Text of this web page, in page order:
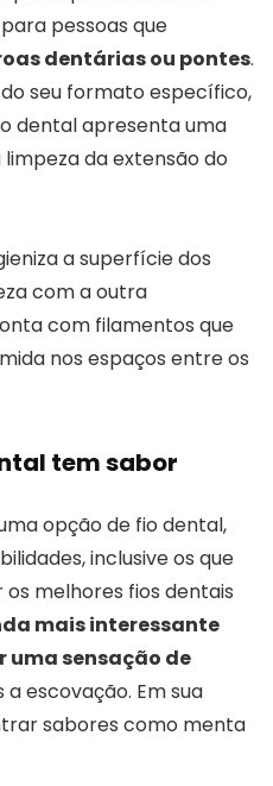
pessoas que
dentárias ou pontes.
seu formato específico,
dental apresenta uma
da extensão do
a superfície dos
com a outra
com filamentos que
nos espaços entre os
tem sabor
opção de fio dental,
inclusive os que
melhores fios dentais
mais interessante
uma sensação de
a escovação. Em sua
sabores como menta